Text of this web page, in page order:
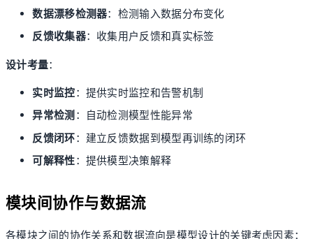
数据漂移检测器：检测输入数据分布变化
反馈收集器：收集用户反馈和真实标签
设计考量：
实时监控：提供实时监控和告警机制
异常检测 ：自动检测模型性能异常
反馈闭环：建立反馈数据到模型再训练的闭环
可解释性：提供模型决策解释
模块间协作与数据流
各模块之间的协作关系和数据流向是模型设计的关键考虑因素：